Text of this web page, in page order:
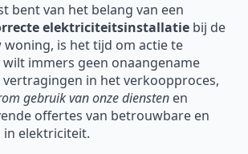
bent van het belang van een
elektriciteitsinstallatie bij de
woning, is het tijd om actie te
immers geen onaangename
in het verkoopproces,
gebruik van onze diensten en
offertes van betrouwbare en
in elektriciteit.